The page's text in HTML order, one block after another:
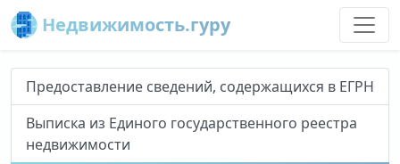
Недвижимость.гуру
Предоставление сведений, содержащихся в ЕГРН
Выписка из Единого государственного реестра
недвижимости